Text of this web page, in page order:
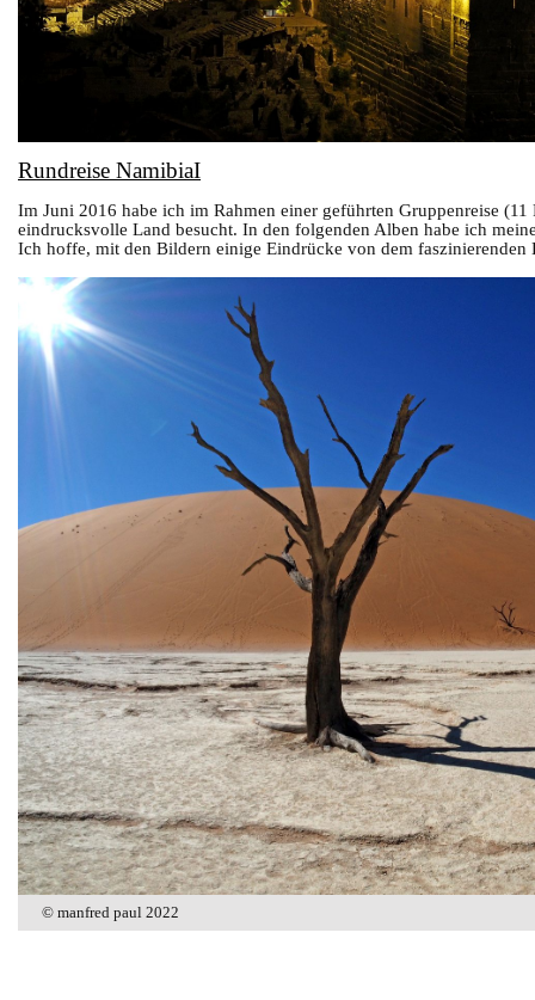
Rundreise NamibiaI
Im Juni 2016 habe ich im Rahmen einer geführten Gruppenreise (11
eindrucksvolle Land besucht. In den folgenden Alben habe ich
Ich hoffe, mit den Bildern einige Eindrücke von dem faszinierenden
© manfred paul 2022